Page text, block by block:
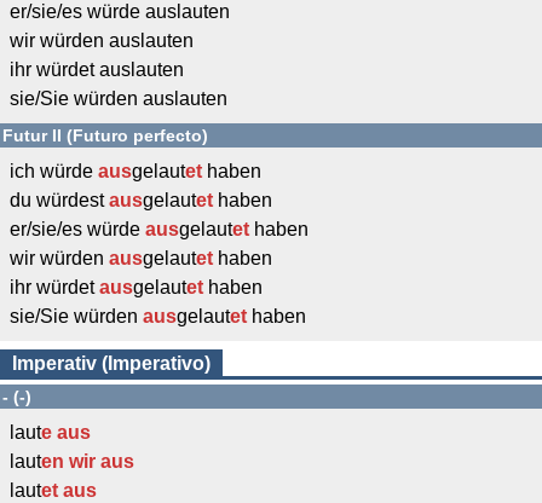
er/sie/es würde auslauten
wir würden auslauten
ihr würdet auslauten
sie/Sie würden auslauten
Futur II (Futuro perfecto)
ich würde ausgelautet haben
du würdestausgelautet haben
er/sie/es würde ausgelautet haben
wir würden ausgelautet haben
ihr würdetausgelautet haben
sie/Sie würden ausgelautet haben
Imperativ (Imperativo)
- (-)
laute aus
lauten wir aus
lautet aus